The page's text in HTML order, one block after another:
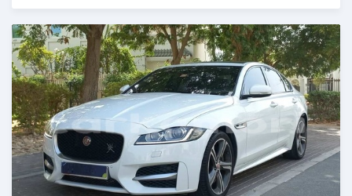
Publié il y a plus d'un an